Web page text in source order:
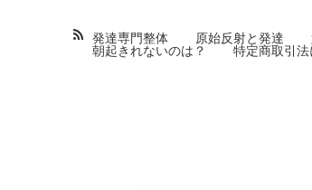
発達専門整体 原始反射と発達
朝起きれないのは？
特定商取引